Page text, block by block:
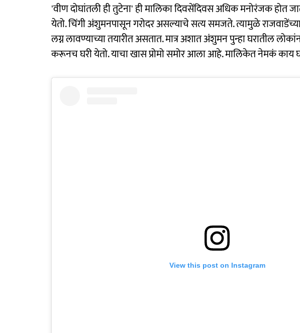
'वीण दोघांतली ही तुटेना' ही मालिका दिवसेंदिवस अधिक मनोरंजक होत
येतो. चिंगी अंशुमनपासून गरोदर असल्याचे सत्य समजते. त्यामुळे
लग्न लावण्याच्या तयारीत असतात. मात्र अशात अंशुमन पुन्हा घरातील
करूनच घरी येतो. याचा खास प्रोमो समोर आला आहे. मालिकेत नेमकं
View this post on Instagram